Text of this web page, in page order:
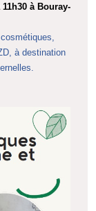
à Bouray-
cosmétiques,
à destination